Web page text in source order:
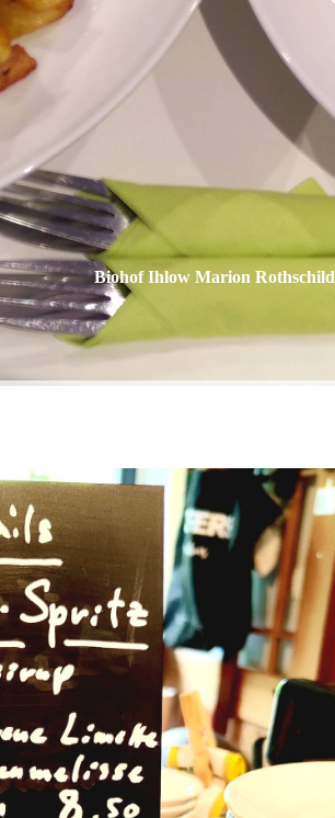
Biohof Ihlow Marion Rothschild